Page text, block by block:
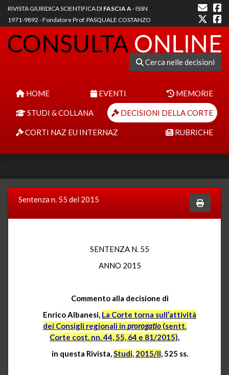
RIVISTA GIURIDICA SCIENTIFICA DI FASCIA A- ISSN
1971-9892 - Fondatore Prof. PASQUALE COSTANZO
Cerca nelle decisioni
HOME EVENTI MEMORIE
STUDI & COLLANA DECISIONI DELLA CORTE
CORTI NAZ EU INTERNAZ RUBRICHE
Sentenza n. 55 del 2015
SENTENZA N. 55
ANNO 2015
Commento alla decisione di
Enrico Albanesi, La Corte torna sull’attività
dei Consigli regionali in prorogatio (sentt.
Corte cost. nn. 44, 55, 64 e 81/2015),
in questa Rivista,Studi, 2015/II, 525 ss.